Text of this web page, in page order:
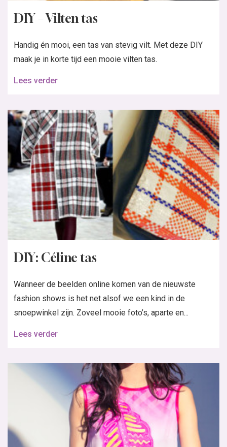
DIY – Vilten tas
Handig én mooi, een tas van stevig vilt. Met deze DIY
maak je in korte tijd een mooie vilten tas.
Lees verder
DIY: Céline tas
Wanneer de beelden online komen van de nieuwste
fashion shows is het net alsof we een kind in de
snoepwinkel zijn. Zoveel mooie foto’s, aparte en...
Lees verder